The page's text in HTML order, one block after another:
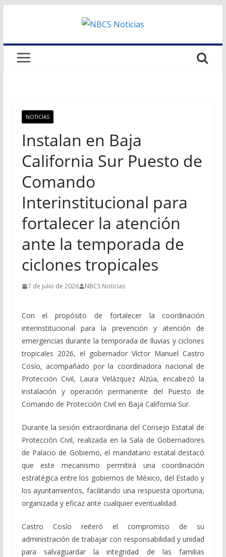
NOTICIAS
Instalan en Baja
California Sur Puesto de
Comando
Interinstitucional para
fortalecer la atención
ante la temporada de
ciclones tropicales
7 de julio de 2026 NBCS Noticias
Con el propósito de fortalecer la coordinación
interinstitucional para la prevención y atención de
emergencias durante la temporada de lluvias y ciclones
tropicales 2026, el gobernador Víctor Manuel Castro
Cosío, acompañado por la coordinadora nacional de
Protección Civil, Laura Velázquez Alzúa, encabezó la
instalación y operación permanente del Puesto de
Comando de Protección Civil en Baja California Sur.
Durante la sesión extraordinaria del Consejo Estatal de
Protección Civil, realizada en la Sala de Gobernadores
de Palacio de Gobierno, el mandatario estatal destacó
que este mecanismo permitirá una coordinación
estratégica entre los gobiernos de México, del Estado y
los ayuntamientos, facilitando una respuesta oportuna,
organizada y eficaz ante cualquier eventualidad.
Castro Cosío reiteró el compromiso de su
administración de trabajar con responsabilidad y unidad
para salvaguardar la integridad de las familias